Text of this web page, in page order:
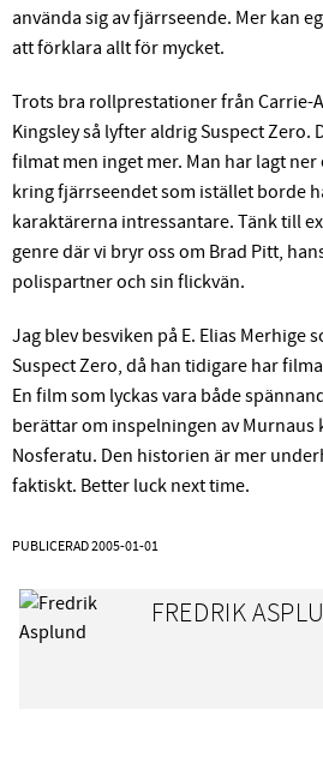
använda sig av fjärrseende. Mer kan
att förklara allt för mycket.
Trots bra rollprestationer från Carrie-
Kingsley så lyfter aldrig Suspect Zero.
filmat men inget mer. Man har lagt
kring fjärrseendet som istället borde
karaktärerna intressantare. Tänk till
genre där vi bryr oss om Brad Pitt,
polispartner och sin flickvän.
Jag blev besviken på E. Elias Merhige
Suspect Zero, då han tidigare har
En film som lyckas vara både
berättar om inspelningen av Murnaus
Nosferatu. Den historien är mer
faktiskt. Better luck next time.
PUBLICERAD2005-01-01
FREDRIK